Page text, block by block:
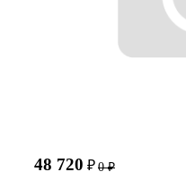
48 720 ₽ 0 ₽